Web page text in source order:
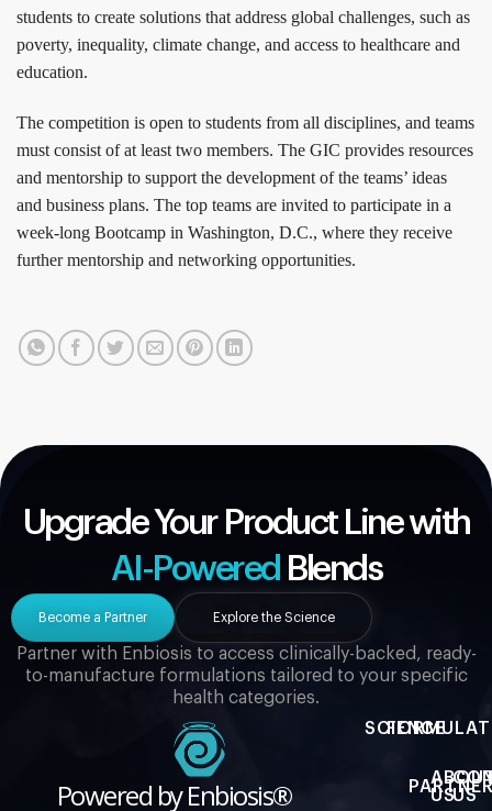
students to create solutions that address global challenges, such as
poverty, inequality, climate change, and access to healthcare and
education.
The competition is open to students from all disciplines, and teams
must consist of at least two members. The GIC provides resources
and mentorship to support the development of the teams’ ideas
and business plans. The top teams are invited to participate in a
week-long Bootcamp in Washington, D.C., where they receive
further mentorship and networking opportunities.
Upgrade Your Product Line with
AI-Powered Blends
Partner with Enbiosis to access clinically-backed, ready-
to-manufacture formulations tailored to your specific
health categories.
Become a Partner Explore the Science
Powered by Enbiosis®
SCIENCE
USUS